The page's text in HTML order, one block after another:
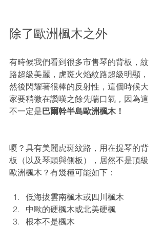
除了歐洲楓木之外
有時候我們看到很多市售琴的背板，紋
路超級美麗，虎斑火焰紋路超級明顯，
然後閃耀著很棒的反射性，這個時候大
家要稍微在讚嘆之餘先喘口氣，因為這
不一定是巴爾幹半島歐洲楓木！
嗄？具有美麗虎斑紋路，用在提琴的背
板（以及琴頭與側板），居然不是頂級
歐洲楓木？有幾種可能如下：
低海拔雲南楓木或四川楓木
中歐的硬楓木或北美硬楓
根本不是楓木